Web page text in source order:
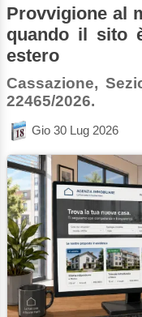
Provvigione al
quando il sito
estero
Cassazione,
22465/2026.
Gio 30 Lug 2026